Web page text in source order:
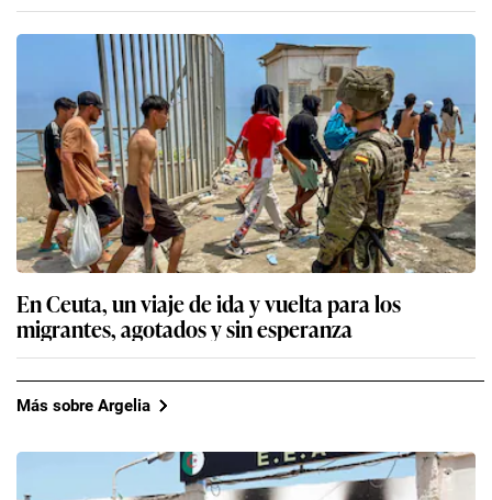
En Ceuta, un viaje de ida y vuelta para los
migrantes, agotados y sin esperanza
Más sobre Argelia